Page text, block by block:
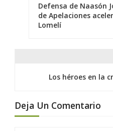
n
d
Defensa de Naasón
de Apelaciones
Lomelí
Los héroes en la
Deja Un Comentario